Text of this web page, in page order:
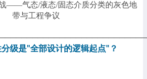
——气态/液态/固态介质分类的灰色地
带与工程争议
级是"全部设计的逻辑起点" ？